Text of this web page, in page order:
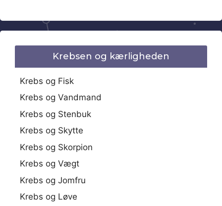
Krebsen og kærligheden
Krebs og Fisk
Krebs og Vandmand
Krebs og Stenbuk
Krebs og Skytte
Krebs og Skorpion
Krebs og Vægt
Krebs og Jomfru
Krebs og Løve